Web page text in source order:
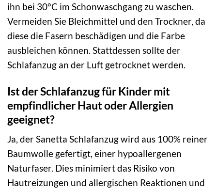
ihn bei 30°C im Schonwaschgang zu waschen.
Vermeiden Sie Bleichmittel und den Trockner, da
diese die Fasern beschädigen und die Farbe
ausbleichen können. Stattdessen sollte der
Schlafanzug an der Luft getrocknet werden.
Ist der Schlafanzug für Kinder mit
empfindlicher Haut oder Allergien
geeignet?
Ja, der Sanetta Schlafanzug wird aus 100% reiner
Baumwolle gefertigt, einer hypoallergenen
Naturfaser. Dies minimiert das Risiko von
Hautreizungen und allergischen Reaktionen und